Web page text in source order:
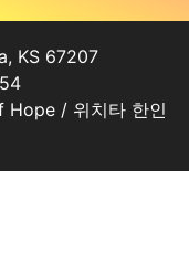
KS 67207
/ 위치타 한인